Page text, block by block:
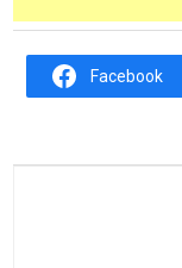
Facebook